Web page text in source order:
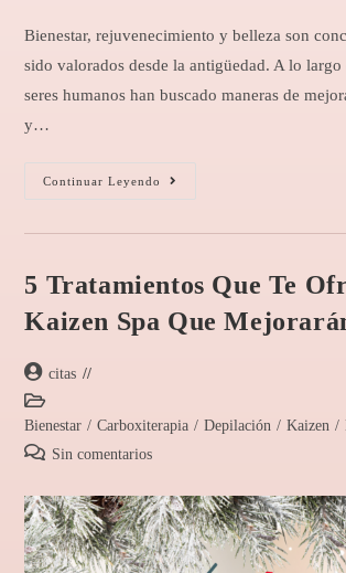
Bienestar, rejuvenecimiento y belleza son
sido valorados desde la antigüedad. A lo
seres humanos han buscado maneras de
y…
Continuar Leyendo
5 Tratamientos Que Te
Kaizen Spa Que
citas
Bienestar / Carboxiterapia / Depilación / Kaizen /
Sin comentarios